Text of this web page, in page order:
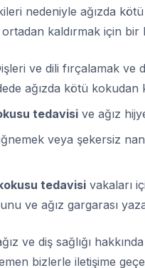
nedeniyle ağızda
kaldırmak için bir
ve dili fırçalamak ve
ağızda kötü kokudan
tedavisi ve ağız
veya şekersiz
tedavisi vakaları
ve ağız gargarası
ve diş sağlığı
bizlerle iletişime